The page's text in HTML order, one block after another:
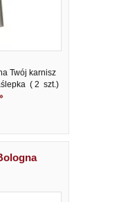
Twój karnisz
( 2 szt.)